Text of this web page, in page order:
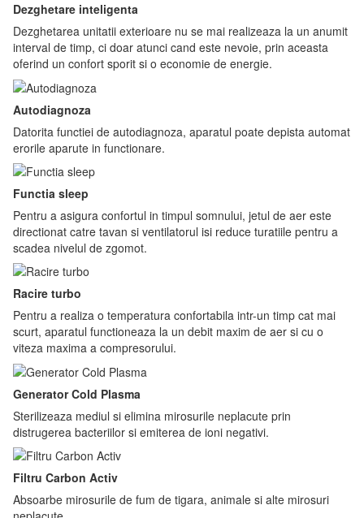
Dezghetare inteligenta
Dezghetarea unitatii exterioare nu se mai realizeaza la un anumit
interval de timp, ci doar atunci cand este nevoie, prin aceasta
oferind un confort sporit si o economie de energie.
Autodiagnoza
Datorita functiei de autodiagnoza, aparatul poate depista automat
erorile aparute in functionare.
Functia sleep
Pentru a asigura confortul in timpul somnului, jetul de aer este
directionat catre tavan si ventilatorul isi reduce turatiile pentru a
scadea nivelul de zgomot.
Racire turbo
Pentru a realiza o temperatura confortabila intr-un timp cat mai
scurt, aparatul functioneaza la un debit maxim de aer si cu o
viteza maxima a compresorului.
Generator Cold Plasma
Sterilizeaza mediul si elimina mirosurile neplacute prin
distrugerea bacteriilor si emiterea de ioni negativi.
Filtru Carbon Activ
Absoarbe mirosurile de fum de tigara, animale si alte mirosuri